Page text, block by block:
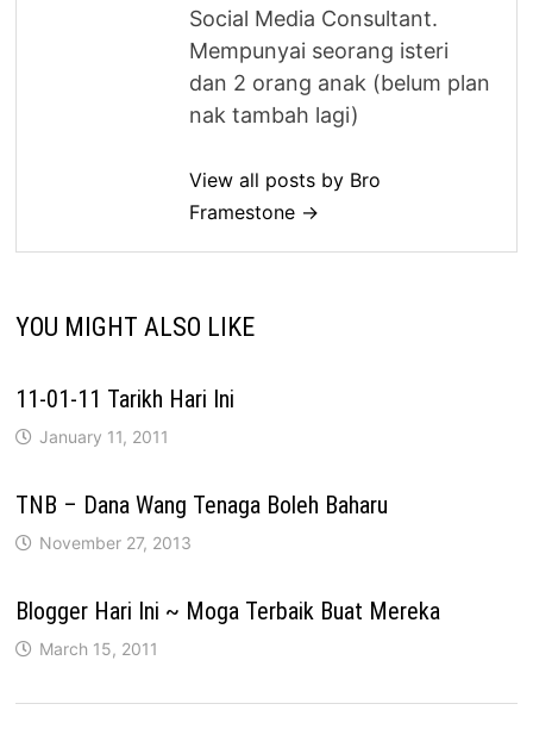
Social Media Consultant.
Mempunyai seorang isteri
dan 2 orang anak (belum plan
nak tambah lagi)
View all posts by Bro
Framestone →
YOU MIGHT ALSO LIKE
11-01-11 Tarikh Hari Ini
January 11, 2011
TNB – Dana Wang Tenaga Boleh Baharu
November 27, 2013
Blogger Hari Ini ~ Moga Terbaik Buat Mereka
March 15, 2011